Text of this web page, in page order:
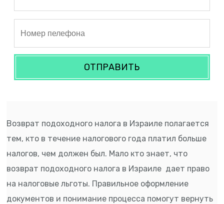
ОТПРАВИТЬ
Возврат подоходного налога в Израиле полагается
тем, кто в течение налогового года платил больше
налогов, чем должен был. Мало кто знает, что
возврат подоходного налога в Израиле дает право
на налоговые льготы. Правильное оформление
документов и понимание процесса помогут вернуть